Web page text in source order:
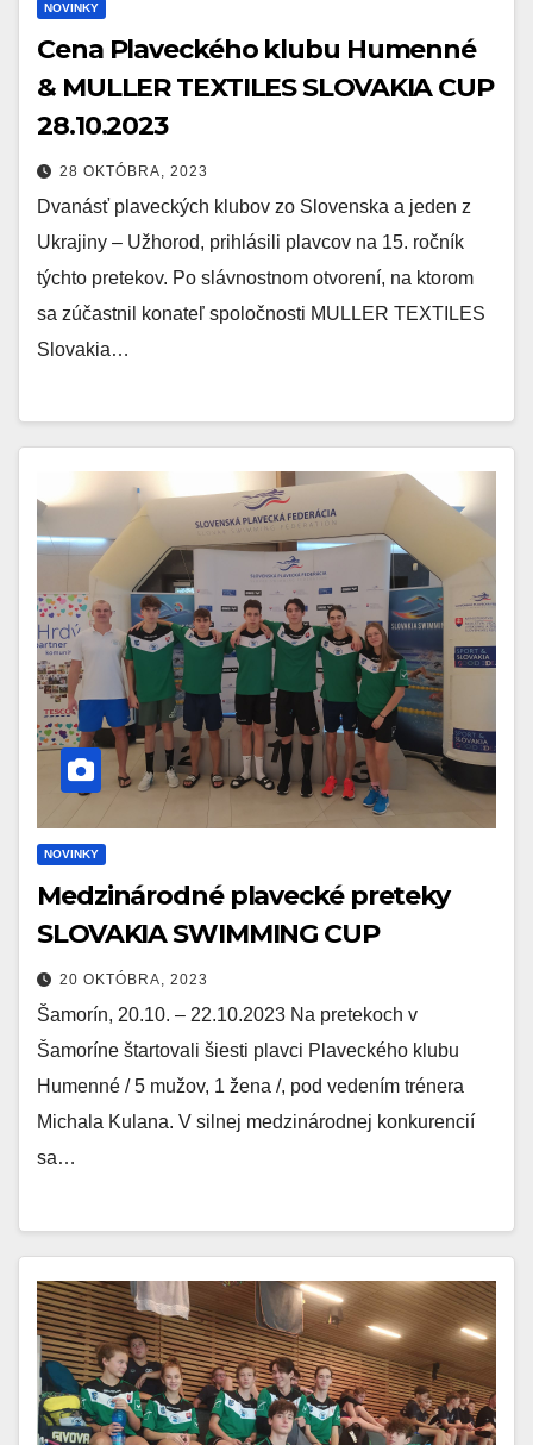
NOVINKY
Cena Plaveckého klubu Humenné
& MULLER TEXTILES SLOVAKIA CUP
28.10.2023
28 OKTÓBRA, 2023
Dvanásť plaveckých klubov zo Slovenska a jeden z
Ukrajiny – Užhorod, prihlásili plavcov na 15. ročník
týchto pretekov. Po slávnostnom otvorení, na ktorom
sa zúčastnil konateľ spoločnosti MULLER TEXTILES
Slovakia…
NOVINKY
Medzinárodné plavecké preteky
SLOVAKIA SWIMMING CUP
20 OKTÓBRA, 2023
Šamorín, 20.10. – 22.10.2023 Na pretekoch v
Šamoríne štartovali šiesti plavci Plaveckého klubu
Humenné / 5 mužov, 1 žena /, pod vedením trénera
Michala Kulana. V silnej medzinárodnej konkurencií
sa…